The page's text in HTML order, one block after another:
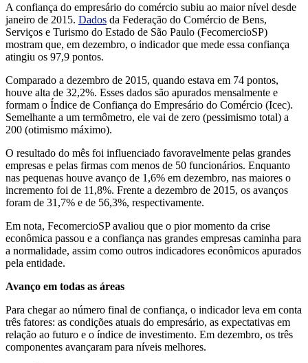
A confiança do empresário do comércio subiu ao maior nível desde
janeiro de 2015. Dados da Federação do Comércio de Bens,
Serviços e Turismo do Estado de São Paulo (FecomercioSP)
mostram que, em dezembro, o indicador que mede essa confiança
atingiu os 97,9 pontos.
Comparado a dezembro de 2015, quando estava em 74 pontos,
houve alta de 32,2%. Esses dados são apurados mensalmente e
formam o Índice de Confiança do Empresário do Comércio (Icec).
Semelhante a um termômetro, ele vai de zero (pessimismo total) a
200 (otimismo máximo).
O resultado do mês foi influenciado favoravelmente pelas grandes
empresas e pelas firmas com menos de 50 funcionários. Enquanto
nas pequenas houve avanço de 1,6% em dezembro, nas maiores o
incremento foi de 11,8%. Frente a dezembro de 2015, os avanços
foram de 31,7% e de 56,3%, respectivamente.
Em nota, FecomercioSP avaliou que o pior momento da crise
econômica passou e a confiança nas grandes empresas caminha para
a normalidade, assim como outros indicadores econômicos apurados
pela entidade.
Avanço em todas as áreas
Para chegar ao número final de confiança, o indicador leva em conta
três fatores: as condições atuais do empresário, as expectativas em
relação ao futuro e o índice de investimento. Em dezembro, os três
componentes avançaram para níveis melhores.